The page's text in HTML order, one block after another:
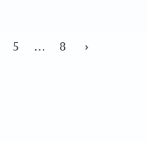
5 8 ›